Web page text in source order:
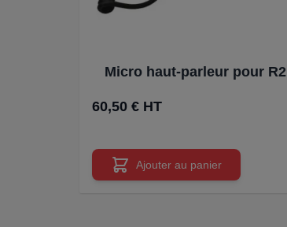
Micro haut-parleur pour R2
60,50 € HT
Ajouter au panier